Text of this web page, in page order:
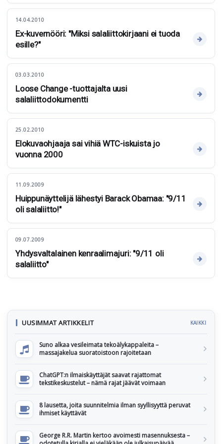
14.04.2010
Ex-kuvernööri: "Miksi salaliittokirjaani ei tuoda
esille?"
03.03.2010
Loose Change -tuottajalta uusi
salaliittodokumentti
25.02.2010
Elokuvaohjaaja sai vihiä WTC-iskuista jo
vuonna 2000
11.09.2009
Huippunäyttelijä lähestyi Barack Obamaa: "9/11
oli salaliitto!"
09.07.2009
Yhdysvaltalainen kenraalimajuri: "9/11 oli
salaliitto"
UUSIMMAT ARTIKKELIT KAIKKI
Suno alkaa vesileimata tekoälykappaleita –
massajakelua suoratoistoon rajoitetaan
ChatGPT:n ilmaiskäyttäjät saavat rajattomat
tekstikeskustelut – nämä rajat jäävät voimaan
8 lausetta, joita suunnitelmia ilman syyllisyyttä peruvat
ihmiset käyttävät
George R.R. Martin kertoo avoimesti masennuksesta –